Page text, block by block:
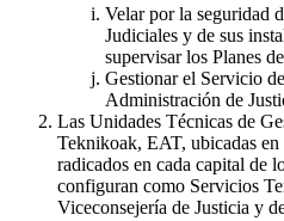
Velar por la seguridad
Judiciales y de sus
supervisar los Planes
Gestionar el Servicio
Administración de
Las Unidades Técnicas de
Teknikoak, EAT, ubicadas en
radicados en cada capital de
configuran como Servicios
Viceconsejería de Justicia y